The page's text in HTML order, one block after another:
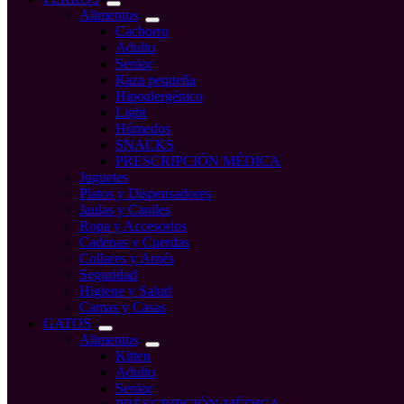
Alimentos
Cachorro
Adulto
Senior
Raza pequeña
Hipoalergénico
Light
Húmedos
SNACKS
PRESCRIPCIÓN MÉDICA
Juguetes
Platos y Dispensadores
Jaulas y Caniles
Ropa y Accesorios
Cadenas y Cuerdas
Collares y Arnés
Seguridad
Higiene y Salud
Camas y Casas
GATOS
Alimentos
Kitten
Adulto
Senior